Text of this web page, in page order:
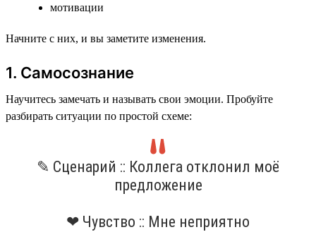
мотивации
Начните с них, и вы заметите изменения.
1. Самосознание
Научитесь замечать и называть свои эмоции. Пробуйте
разбирать ситуации по простой схеме:
✎ Сценарий :: Коллега отклонил моё
предложение
❤ Чувство :: Мне неприятно